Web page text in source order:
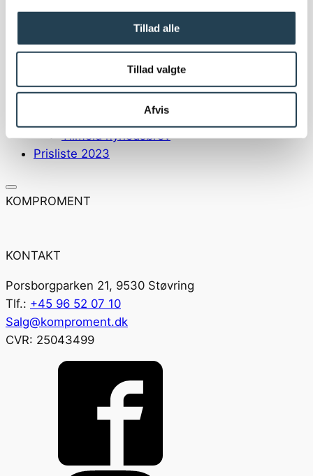
Tillad alle
Tillad valgte
Afvis
Om os
Medarbejdere
Ledige stillinger
Tilmeld nyhedsbrev
Prisliste 2023
KOMPROMENT
KONTAKT
Porsborgparken 21, 9530 Støvring
Tlf.: +45 96 52 07 10
Salg@komproment.dk
CVR: 25043499